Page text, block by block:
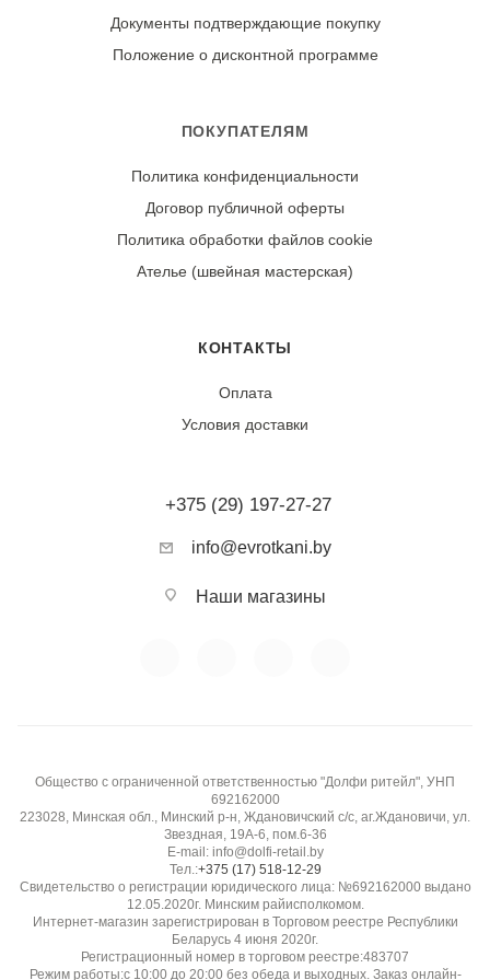
При правильном уходе демонстрирует отличную
стойкость цвета и сохраняет форму.
Документы подтверждающие покупку
Положение о дисконтной программе
ПОКУПАТЕЛЯМ
Политика конфиденциальности
Договор публичной оферты
Политика обработки файлов cookie
Ателье (швейная мастерская)
КОНТАКТЫ
Оплата
Условия доставки
+375 (29) 197-27-27
info@evrotkani.by
Наши магазины
Общество с ограниченной ответственностью "Долфи ритейл", УНП
692162000
223028, Минская обл., Минский р-н, Ждановичский с/с, аг.Ждановичи, ул.
Звездная, 19А-6, пом.6-36
E-mail: info@dolfi-retail.by
Тел.:+375 (17) 518-12-29
Свидетельство о регистрации юридического лица: №692162000 выдано
12.05.2020г. Минским райисполкомом.
Интернет-магазин зарегистрирован в Торговом реестре Республики
Беларусь 4 июня 2020г.
Регистрационный номер в торговом реестре:483707
Режим работы:с 10:00 до 20:00 без обеда и выходных. Заказ онлайн-